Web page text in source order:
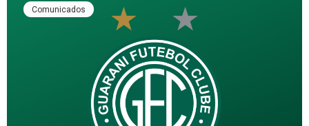
Comunicados